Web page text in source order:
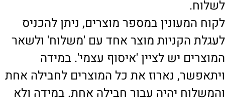
לשלוח.
לקוח המעונין במספר מוצרים, ניתן להכניס
לעגלת הקניות מוצר אחד עם 'משלוח' ולשאר
המוצרים יש לציין 'איסוף עצמי'. במידה
ויתאפשר, נארוז את כל המוצרים לחבילה אחת
והמשלוח יהיה עבור חבילה אחת. במידה ולא